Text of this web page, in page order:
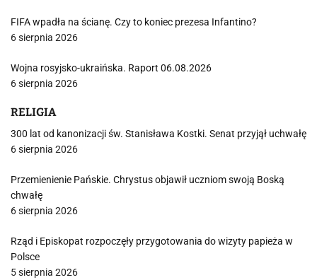
FIFA wpadła na ścianę. Czy to koniec prezesa Infantino?
6 sierpnia 2026
Wojna rosyjsko-ukraińska. Raport 06.08.2026
6 sierpnia 2026
RELIGIA
300 lat od kanonizacji św. Stanisława Kostki. Senat przyjął uchwałę
6 sierpnia 2026
Przemienienie Pańskie. Chrystus objawił uczniom swoją Boską
chwałę
6 sierpnia 2026
Rząd i Episkopat rozpoczęły przygotowania do wizyty papieża w
Polsce
5 sierpnia 2026